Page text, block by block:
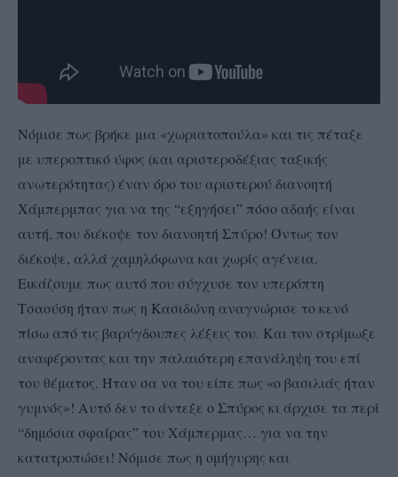
Νόμισε πως βρήκε μια «χωριατοπούλα» και τις πέταξε
με υπεροπτικό ύφος (και αριστεροδέξιας ταξικής
ανωτερότητας) έναν όρο του αριστερού διανοητή
Χάμπερμπας για να της “εξηγήσει” πόσο αδαής είναι
αυτή, που διέκοψε τον διανοητή Σπύρο! Όντως τον
διέκοψε, αλλά χαμηλόφωνα και χωρίς αγένεια.
Εικάζουμε πως αυτό που σύγχυσε τον υπερόπτη
Τσαούση ήταν πως η Κασιδώνη αναγνώρισε το κενό
πίσω από τις βαρύγδουπες λέξεις του. Και τον στρίμωξε
αναφέροντας και την παλαιότερη επανάληψη του επί
του θέματος. Ήταν σα να του είπε πως «ο βασιλιάς ήταν
γυμνός»! Αυτό δεν το άντεξε ο Σπύρος κι άρχισε τα περί
“δημόσια σφαίρας” του Χάμπερμας… για να την
κατατροπώσει! Νόμισε πως η ομήγυρης και